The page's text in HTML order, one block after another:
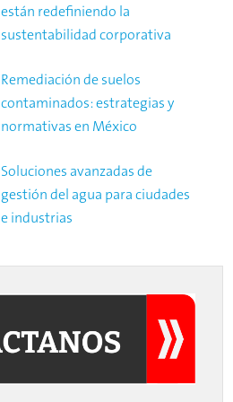
están redefiniendo la
sustentabilidad corporativa
Remediación de suelos
contaminados: estrategias y
normativas en México
Soluciones avanzadas de
gestión del agua para ciudades
e industrias